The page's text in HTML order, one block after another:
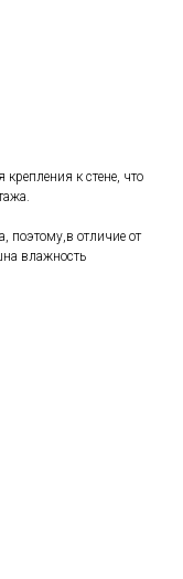
к стене, что
поэтому,в отличие от
влажность